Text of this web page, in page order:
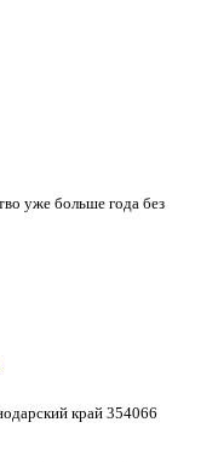
уже больше года без
край 354066